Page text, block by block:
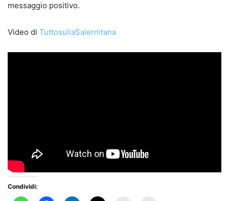
messaggio positivo.
Video di TuttosullaSalernitana
Condividi: